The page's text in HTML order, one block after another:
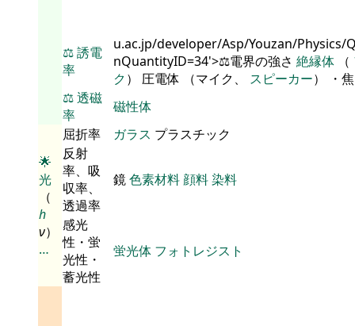
⚖️誘電
率
u.ac.jp/developer/Asp/Youzan/Physics/
nQuantityID=34'>⚖️電界の強さ 絶縁体 （
ク） 圧電体 （マイク、 スピーカー） ・
⚖️透磁
率
磁性体
🌟
光
（
h
ν）
…
屈折率 ガラス プラスチック
反射
率、吸
収率、
透過率
鏡色素材料 顔料染料
感光
性・蛍
光性・
蓄光性
蛍光体 フォトレジスト